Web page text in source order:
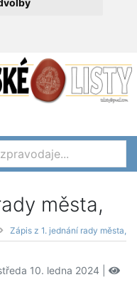
města,
Zápis z 1. jednání rady města,
10. ledna 2024 |